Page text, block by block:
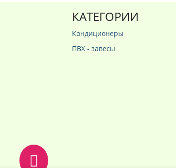
КАТЕГОРИИ
Кондиционеры
ПВХ - завесы